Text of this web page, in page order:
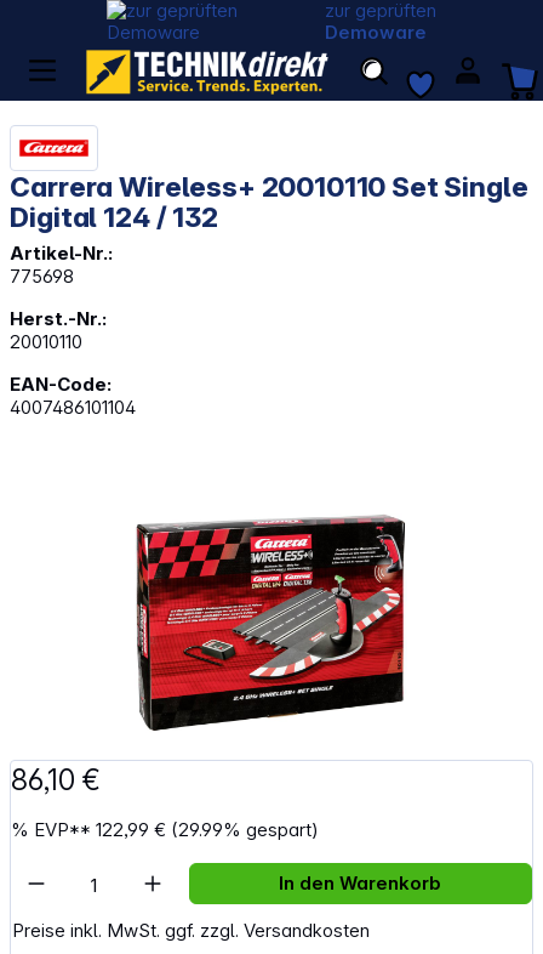
zur geprüften
Demoware
Carrera Wireless+ 20010110 Set Single
Digital 124 / 132
Artikel-Nr.:
775698
Herst.-Nr.:
20010110
EAN-Code:
4007486101104
86,10 €
% EVP**122,99 € (29.99% gespart)
Preise inkl. MwSt. ggf. zzgl. Versandkosten
Artikel Anzahl: Gib den gewünschten
In den Warenkorb